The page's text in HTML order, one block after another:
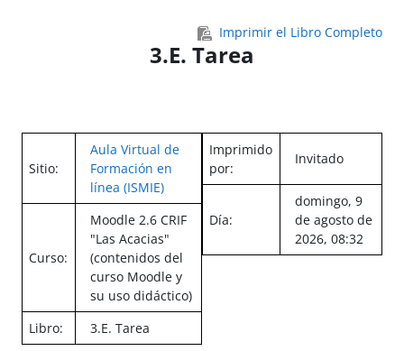
Imprimir el Libro Completo
3.E. Tarea
Sitio:
Aula Virtual de
Formación en
línea (ISMIE)
Curso:
Moodle 2.6 CRIF
"Las Acacias"
(contenidos del
curso Moodle y
su uso didáctico)
Libro:
3.E. Tarea
Imprimido
por:
Invitado
Día:
domingo, 9
de agosto de
2026, 08:32